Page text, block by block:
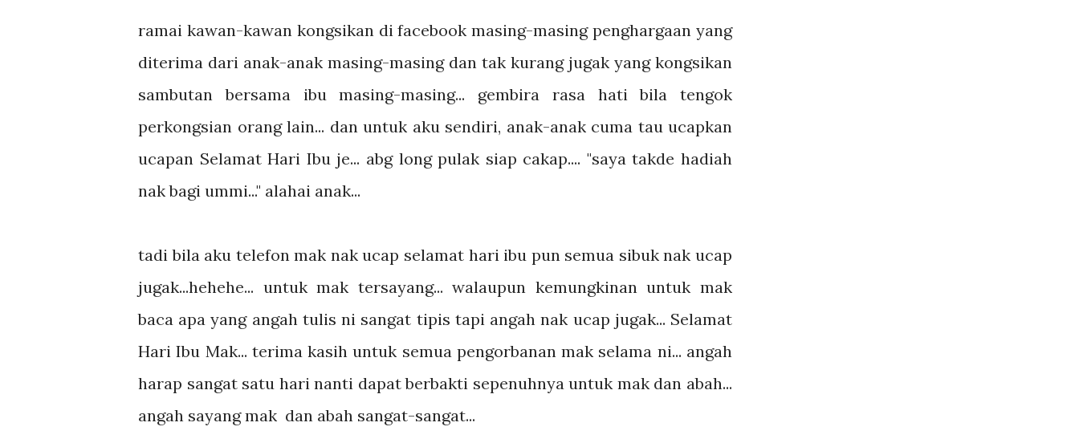
ramai kawan-kawan kongsikan di facebook masing-masing penghargaan yang
diterima dari anak-anak masing-masing dan tak kurang jugak yang kongsikan
sambutan bersama ibu masing-masing... gembira rasa hati bila tengok
perkongsian orang lain... dan untuk aku sendiri, anak-anak cuma tau ucapkan
ucapan Selamat Hari Ibu je... abg long pulak siap cakap.... "saya takde hadiah
nak bagi ummi..." alahai anak...
tadi bila aku telefon mak nak ucap selamat hari ibu pun semua sibuk nak ucap
jugak...hehehe... untuk mak tersayang... walaupun kemungkinan untuk mak
baca apa yang angah tulis ni sangat tipis tapi angah nak ucap jugak... Selamat
Hari Ibu Mak... terima kasih untuk semua pengorbanan mak selama ni... angah
harap sangat satu hari nanti dapat berbakti sepenuhnya untuk mak dan abah...
angah sayang mak dan abah sangat-sangat...